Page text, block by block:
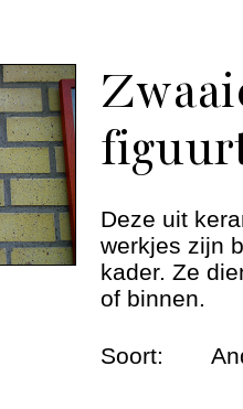
Deze uit
werkjes zijn
kader. Ze
of binnen.
Soort: